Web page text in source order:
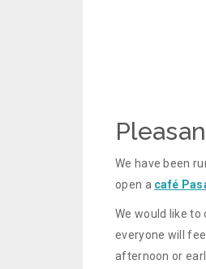
We have been
open a café
We would like
everyone will
afternoon or